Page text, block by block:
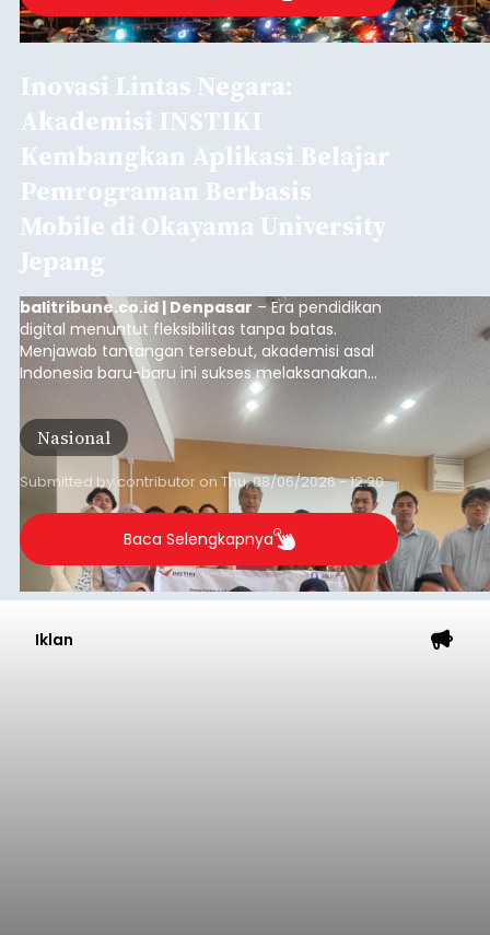
Inovasi Lintas Negara:
Akademisi INSTIKI
Kembangkan Aplikasi Belajar
Pemrograman Berbasis
Mobile di Okayama University
Jepang
balitribune.co.id | Denpasar – Era pendidikan
digital menuntut fleksibilitas tanpa batas.
Menjawab tantangan tersebut, akademisi asal
Indonesia baru-baru ini sukses melaksanakan
program Pengabdian Kepada Masyarakat (PKM)
skala internasional di Distributed Systems
Laboratory, Okayama University, Jepang.
Nasional
Submitted by contributor on Thu, 08/06/2026 - 12:20
Baca Selengkapnya
Iklan